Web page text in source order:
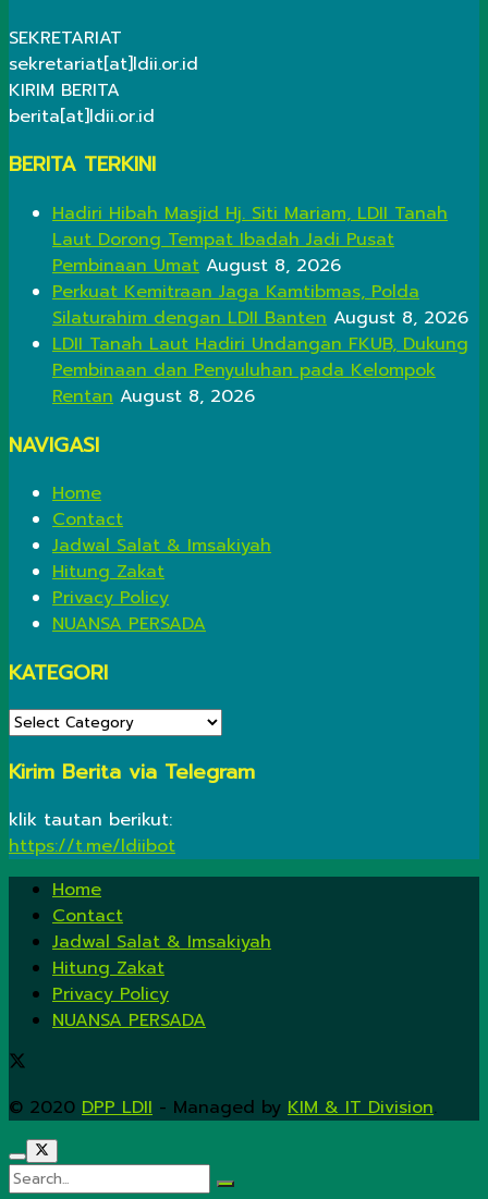
SEKRETARIAT
sekretariat[at]ldii.or.id
KIRIM BERITA
berita[at]ldii.or.id
BERITA TERKINI
Hadiri Hibah Masjid Hj. Siti Mariam, LDII Tanah
Laut Dorong Tempat Ibadah Jadi Pusat
Pembinaan Umat August 8, 2026
Perkuat Kemitraan Jaga Kamtibmas, Polda
Silaturahim dengan LDII Banten August 8, 2026
LDII Tanah Laut Hadiri Undangan FKUB, Dukung
Pembinaan dan Penyuluhan pada Kelompok
Rentan August 8, 2026
NAVIGASI
Home
Contact
Jadwal Salat & Imsakiyah
Hitung Zakat
Privacy Policy
NUANSA PERSADA
KATEGORI
KATEGORI
Kirim Berita via Telegram
klik tautan berikut:
https://t.me/ldiibot
Home
Contact
Jadwal Salat & Imsakiyah
Hitung Zakat
Privacy Policy
NUANSA PERSADA
© 2020 DPP LDII - Managed by KIM & IT Division.